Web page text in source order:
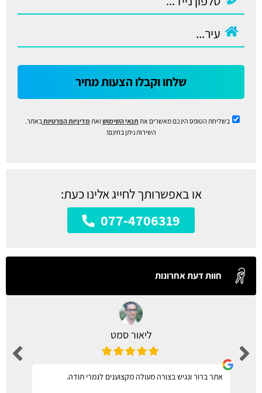
שלחו וקבלו הצעות מחיר
בשליחת הטופס הינכם מאשרים את תנאי השימוש ואתמדיניות הפרטיות באתר.
השירות ניתן בחינם!
או באפשרותך לחייג אלינו כעת:
077-4706319
חוות דעת אחרונות
ליאור סמט
אתר ברור ונגיש בצורה מעולה מקצוענים לגמרי תודה.